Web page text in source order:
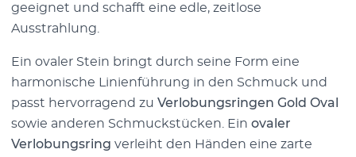
geeignet und schafft eine edle, zeitlose
Ausstrahlung.
Ein ovaler Stein bringt durch seine Form eine
harmonische Linienführung in den Schmuck und
passt hervorragend zu Verlobungsringen Gold Oval
sowie anderen Schmuckstücken. Ein ovaler
Verlobungsring verleiht den Händen eine zarte